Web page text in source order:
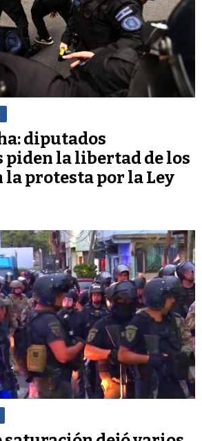
diputados
piden la libertad de los
la protesta por la Ley